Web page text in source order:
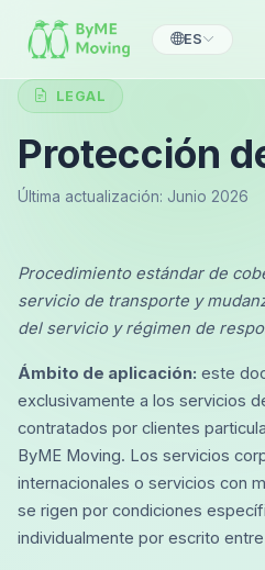
ES
LEGAL
Protección
Última actualización: Junio 2026
Procedimiento estándar de
servicio de transporte y
del servicio y régimen de
Ámbito de aplicación: este
exclusivamente a los servicios
contratados por clientes
ByME Moving. Los servicios
internacionales o servicios con
se rigen por condiciones
individualmente por escrito